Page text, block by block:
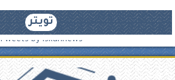
تويتر
Tweets by iskannews